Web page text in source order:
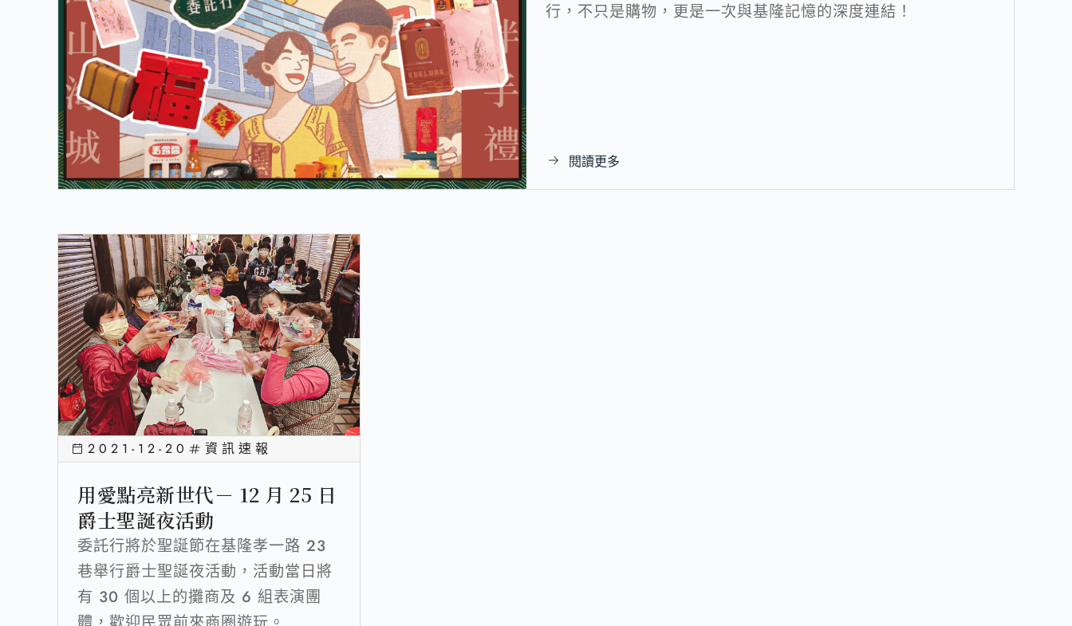
行，不只是購物，更是一次與基隆記憶的深度連結！
閱讀更多
2021-12-20 資訊速報
用愛點亮新世代－ 12 月 25 日
爵士聖誕夜活動
委託行將於聖誕節在基隆孝一路 23
巷舉行爵士聖誕夜活動，活動當日將
有 30 個以上的攤商及 6 組表演團